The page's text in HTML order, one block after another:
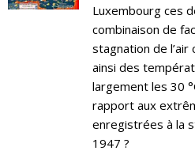
Luxembourg ces
combinaison de
stagnation de
ainsi des
largement les 30
rapport aux
enregistrées à la
1947 ?